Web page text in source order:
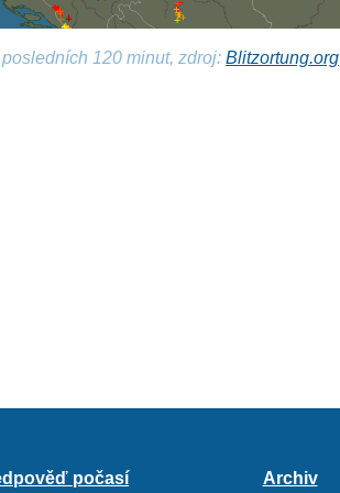
120 minut, zdroj:Blitzortung.org
počasí Archiv